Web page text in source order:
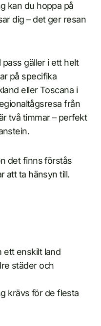
kan du hoppa på
dig – det ger resan
pass gäller i ett helt
på specifika
eller Toscana i
från
två timmar – perfekt
det finns förstås
att ta hänsyn till.
ett enskilt land
städer och
krävs för de flesta